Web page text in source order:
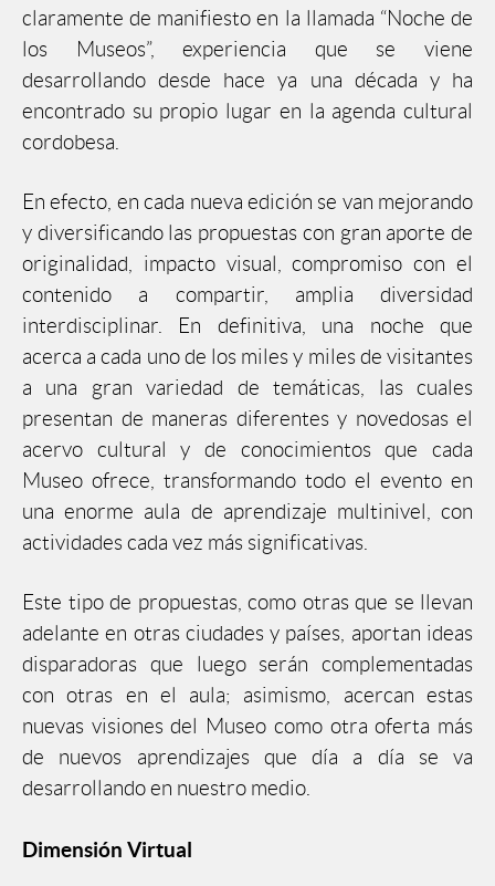
claramente de manifiesto en la llamada “Noche de
los Museos”, experiencia que se viene
desarrollando desde hace ya una década y ha
encontrado su propio lugar en la agenda cultural
cordobesa.
En efecto, en cada nueva edición se van mejorando
y diversificando las propuestas con gran aporte de
originalidad, impacto visual, compromiso con el
contenido a compartir, amplia diversidad
interdisciplinar. En definitiva, una noche que
acerca a cada uno de los miles y miles de visitantes
a una gran variedad de temáticas, las cuales
presentan de maneras diferentes y novedosas el
acervo cultural y de conocimientos que cada
Museo ofrece, transformando todo el evento en
una enorme aula de aprendizaje multinivel, con
actividades cada vez más significativas.
Este tipo de propuestas, como otras que se llevan
adelante en otras ciudades y países, aportan ideas
disparadoras que luego serán complementadas
con otras en el aula; asimismo, acercan estas
nuevas visiones del Museo como otra oferta más
de nuevos aprendizajes que día a día se va
desarrollando en nuestro medio.
Dimensión Virtual